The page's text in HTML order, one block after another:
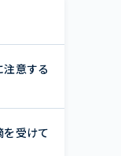
意する
受けて